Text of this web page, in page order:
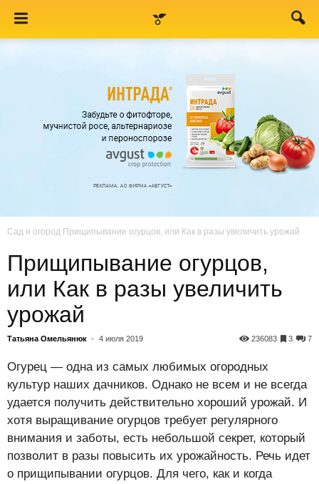
Сад и огород Прищипывание огурцов, или Как в разы увеличить урожай
Прищипывание огурцов,
или Как в разы увеличить
урожай
Татьяна Омельянюк - 4 июля 2019 7
3
236083
Огурец — одна из самых любимых огородных
культур наших дачников. Однако не всем и не всегда
удается получить действительно хороший урожай. И
хотя выращивание огурцов требует регулярного
внимания и заботы, есть небольшой секрет, который
позволит в разы повысить их урожайность. Речь идет
о прищипывании огурцов. Для чего, как и когда